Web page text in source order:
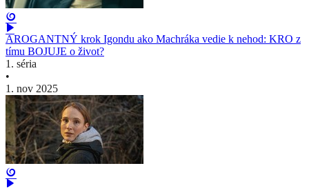
AROGANTNÝ krok Igondu ako Machráka vedie k nehod: KRO z
tímu BOJUJE o život?
1. séria
•
1. nov 2025